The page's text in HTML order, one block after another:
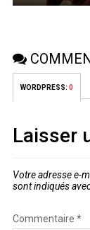
WORDPRESS: 0
Laisser
Votre adresse e-
sont indiqués
Commentaire *